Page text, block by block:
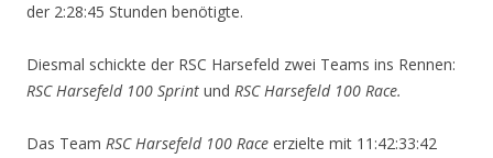
der 2:28:45 Stunden benötigte.
Diesmal schickte der RSC Harsefeld zwei Teams ins Rennen:
RSC Harsefeld 100 Sprint und RSC Harsefeld 100 Race.
Das Team RSC Harsefeld 100 Race erzielte mit 11:42:33:42